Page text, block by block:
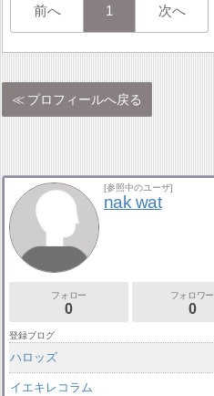
前へ 1 次へ
プロフィールへ戻る
[参照中のユーザ]
nak wat
フォロー
0
フォロワー
0
登録ブログ
ハロッズ
イエキレコラム